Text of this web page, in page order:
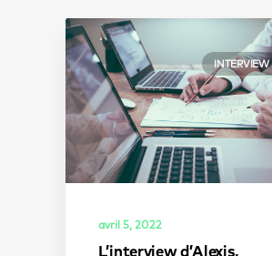
INTERVIEW
avril 5, 2022
L’interview d’Alexis,